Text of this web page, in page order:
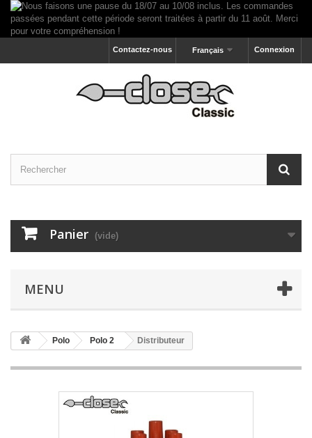
Connexion
Français
Contactez-nous
Panier (vide)
MENU
Polo Polo 2 Distributeur